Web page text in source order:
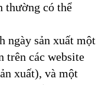
thường có thể
ngày sản xuất một
trên các website
xuất), và một